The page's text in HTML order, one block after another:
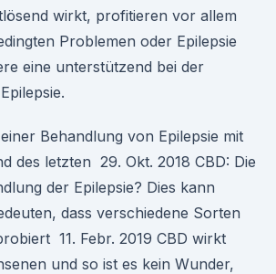
wirkt, profitieren vor allem
Problemen oder Epilepsie
eine unterstützend bei der
Behandlung von Epilepsie mit
des letzten 29. Okt. 2018 CBD: Die
der Epilepsie? Dies kann
dass verschiedene Sorten
11. Febr. 2019 CBD wirkt
und so ist es kein Wunder,